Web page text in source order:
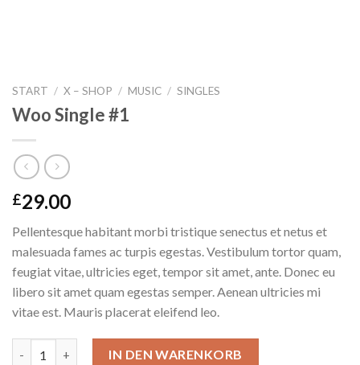
START / X – SHOP / MUSIC / SINGLES
Woo Single #1
£29.00
Pellentesque habitant morbi tristique senectus et netus et
malesuada fames ac turpis egestas. Vestibulum tortor quam,
feugiat vitae, ultricies eget, tempor sit amet, ante. Donec eu
libero sit amet quam egestas semper. Aenean ultricies mi
vitae est. Mauris placerat eleifend leo.
IN DEN WARENKORB